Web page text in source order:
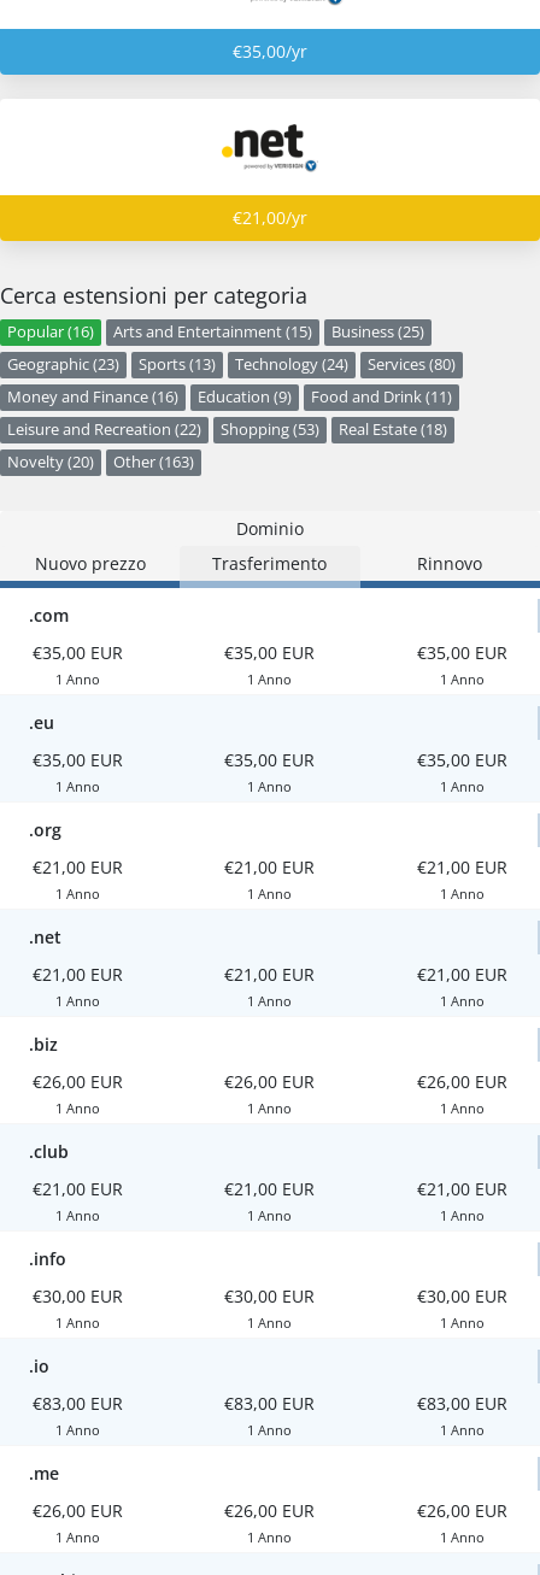
€35,00/yr
€21,00/yr
Cerca estensioni per categoria
Popular (16) Arts and Entertainment (15)
Business (25)
Geographic (23)
Sports (13) Technology (24)
Services (80)
Money and Finance (16)
Education (9)
Food and Drink (11)
Leisure and Recreation (22)
Shopping (53)
Real Estate (18)
Novelty (20)
Other (163)
Dominio
Nuovo prezzo
Trasferimento Rinnovo
.com
€35,00 EUR
1 Anno
€35,00 EUR
1 Anno
€35,00 EUR
1 Anno
.eu
€35,00 EUR
1 Anno
€35,00 EUR
1 Anno
€35,00 EUR
1 Anno
.org
€21,00 EUR
1 Anno
€21,00 EUR
1 Anno
€21,00 EUR
1 Anno
.net
€21,00 EUR
1 Anno
€21,00 EUR
1 Anno
€21,00 EUR
1 Anno
.biz
€26,00 EUR
1 Anno
€26,00 EUR
1 Anno
€26,00 EUR
1 Anno
.club
€21,00 EUR
1 Anno
€21,00 EUR
1 Anno
€21,00 EUR
1 Anno
.info
€30,00 EUR
1 Anno
€30,00 EUR
1 Anno
€30,00 EUR
1 Anno
.io
€83,00 EUR
1 Anno
€83,00 EUR
1 Anno
€83,00 EUR
1 Anno
.me
€26,00 EUR
1 Anno
€26,00 EUR
1 Anno
€26,00 EUR
1 Anno